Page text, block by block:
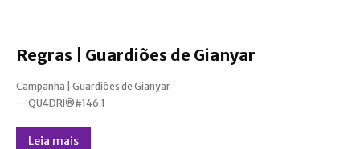
Regras | Guardiões de Gianyar
Campanha | Guardiões de Gianyar
— QU4DRI®#146.1
Leia mais